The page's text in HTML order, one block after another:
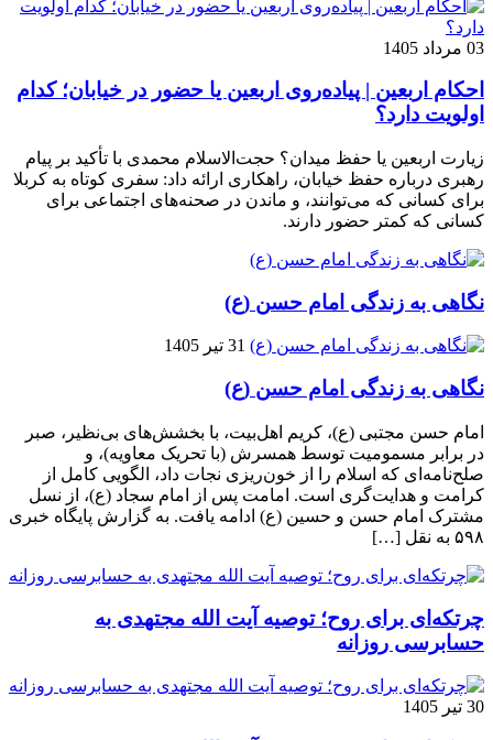
03 مرداد 1405
احکام اربعین | پیاده‌روی اربعین یا حضور در خیابان؛ کدام
اولویت دارد؟
زیارت اربعین یا حفظ میدان؟ حجت‌الاسلام محمدی با تأکید بر پیام
رهبری درباره حفظ خیابان، راهکاری ارائه داد: سفری کوتاه به کربلا
برای کسانی که می‌توانند، و ماندن در صحنه‌های اجتماعی برای
کسانی که کمتر حضور دارند.
نگاهی به زندگی امام حسن (ع)
31 تیر 1405
نگاهی به زندگی امام حسن (ع)
امام حسن مجتبی (ع)، کریم اهل‌بیت، با بخشش‌های بی‌نظیر، صبر
در برابر مسمومیت توسط همسرش (با تحریک معاویه)، و
صلح‌نامه‌ای که اسلام را از خون‌ریزی نجات داد، الگویی کامل از
کرامت و هدایت‌گری است. امامت پس از امام سجاد (ع)، از نسل
مشترک امام حسن و حسین (ع) ادامه یافت. به گزارش پایگاه خبری
۵۹۸ به نقل […]
چرتکه‌ای برای روح؛ توصیه آیت‌ الله مجتهدی به
حسابرسی روزانه
30 تیر 1405